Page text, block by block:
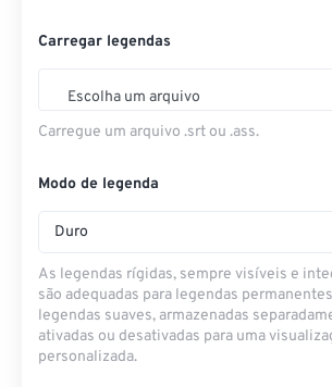
Carregar legendas
Escolha um arquivo
Carregue um arquivo .srt ou .ass.
Modo de legenda
Duro
As legendas rígidas, sempre visíveis e
são adequadas para legendas
legendas suaves, armazenadas
ativadas ou desativadas para uma
personalizada.